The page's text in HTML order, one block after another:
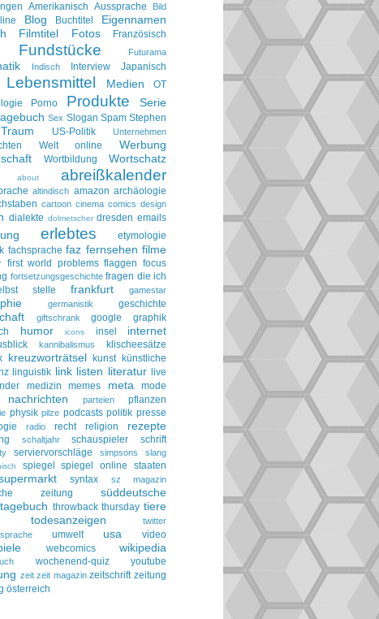
Amerikanisch Aussprache Bild
Blog Buchtitel
Eigennamen
Filmtitel Fotos Französisch
Fundstücke Futurama
Indisch Interview Japanisch
Lebensmittel Medien
OT
Porno Produkte
Serie
Sex Slogan Spam Stephen
Traum US-Politik Unternehmen
Welt online
Werbung
Wortbildung Wortschatz
about abreißkalender
altindisch amazon archäologie
cartoon cinema comics design
dialekte dolmetscher dresden emails
erlebtes
etymologie
fachsprache faz fernsehen filme
first world problems flaggen focus
fortsetzungsgeschichte fragen die ich
stelle
frankfurt gamestar
germanistik geschichte
giftschrank google
graphik
humor icons insel internet
kannibalismus
klischeesätze
kreuzworträtsel kunst
künstliche
linguistik link listen literatur live
medizin memes meta mode
nachrichten parteien pflanzen
physik pilze podcasts politik presse
radio recht religion rezepte
schaltjahr schauspieler schrift
serviervorschläge simpsons slang
spiegel spiegel online
staaten
syntax sz magazin
zeitung
süddeutsche
throwback thursday tiere
todesanzeigen
twitter
umwelt usa video
webcomics wikipedia
wochenend-quiz youtube
zeit zeit magazin zeitschrift zeitung
österreich